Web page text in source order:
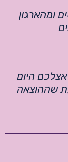
ומהארגון
אצלכם היום
שההוצאה